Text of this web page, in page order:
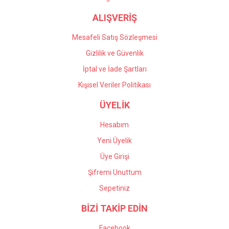
ALIŞVERİŞ
Mesafeli Satış Sözleşmesi
Gizlilik ve Güvenlik
İptal ve İade Şartları
Kişisel Veriler Politikası
ÜYELİK
Hesabım
Yeni Üyelik
Üye Girişi
Şifremi Unuttum
Sepetiniz
BİZİ TAKİP EDİN